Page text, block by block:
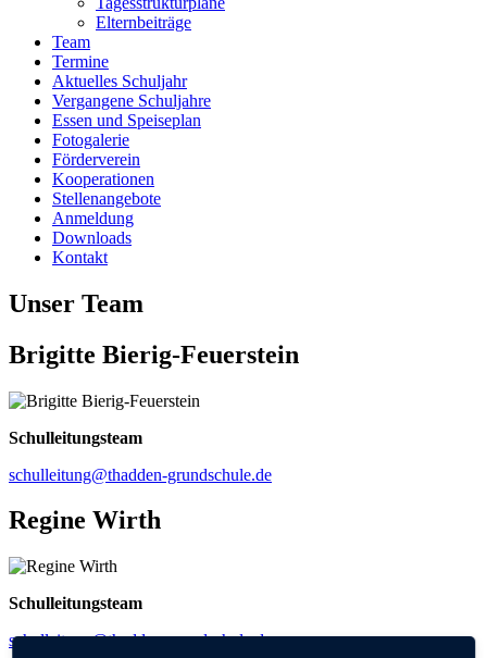
Elternbeiträge
Team
Termine
Aktuelles Schuljahr
Vergangene Schuljahre
Essen und Speiseplan
Fotogalerie
Förderverein
Kooperationen
Stellenangebote
Anmeldung
Downloads
Kontakt
Unser Team
Brigitte Bierig-Feuerstein
Schulleitungsteam
schulleitung@thadden-grundschule.de
Regine Wirth
Schulleitungsteam
schulleitung@thadden-grundschule.de